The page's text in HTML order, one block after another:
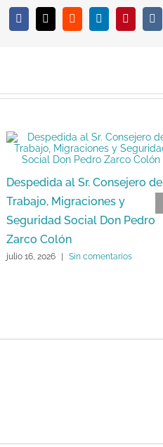
Facebook
X RedditLinkedInPinterestVk
Despedida al Sr. Consejero de
Trabajo, Migraciones y
Seguridad Social Don Pedro
Zarco Colón
julio 16, 2026 Sin comentarios